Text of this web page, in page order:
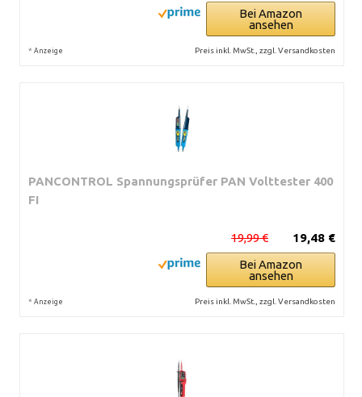
Bei Amazon
ansehen
* Anzeige Preis inkl. MwSt., zzgl. Versandkosten
PANCONTROL Spannungsprüfer PAN Volttester 400
FI
19,48 €
19,99 €
Bei Amazon
ansehen
* Anzeige Preis inkl. MwSt., zzgl. Versandkosten